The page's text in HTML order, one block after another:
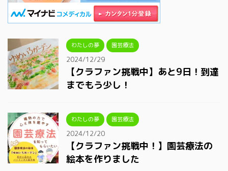
わたしの夢 園芸療法
2024/12/29
【クラファン挑戦中】あと9日！到達
までもう少し！
わたしの夢 園芸療法
2024/12/20
【クラファン挑戦中！】園芸療法の
絵本を作りました